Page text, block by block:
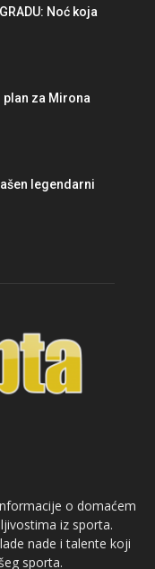
Noć koja
za Mirona
legendarni
o domaćem
iz sporta.
nade i talente koji
sporta.